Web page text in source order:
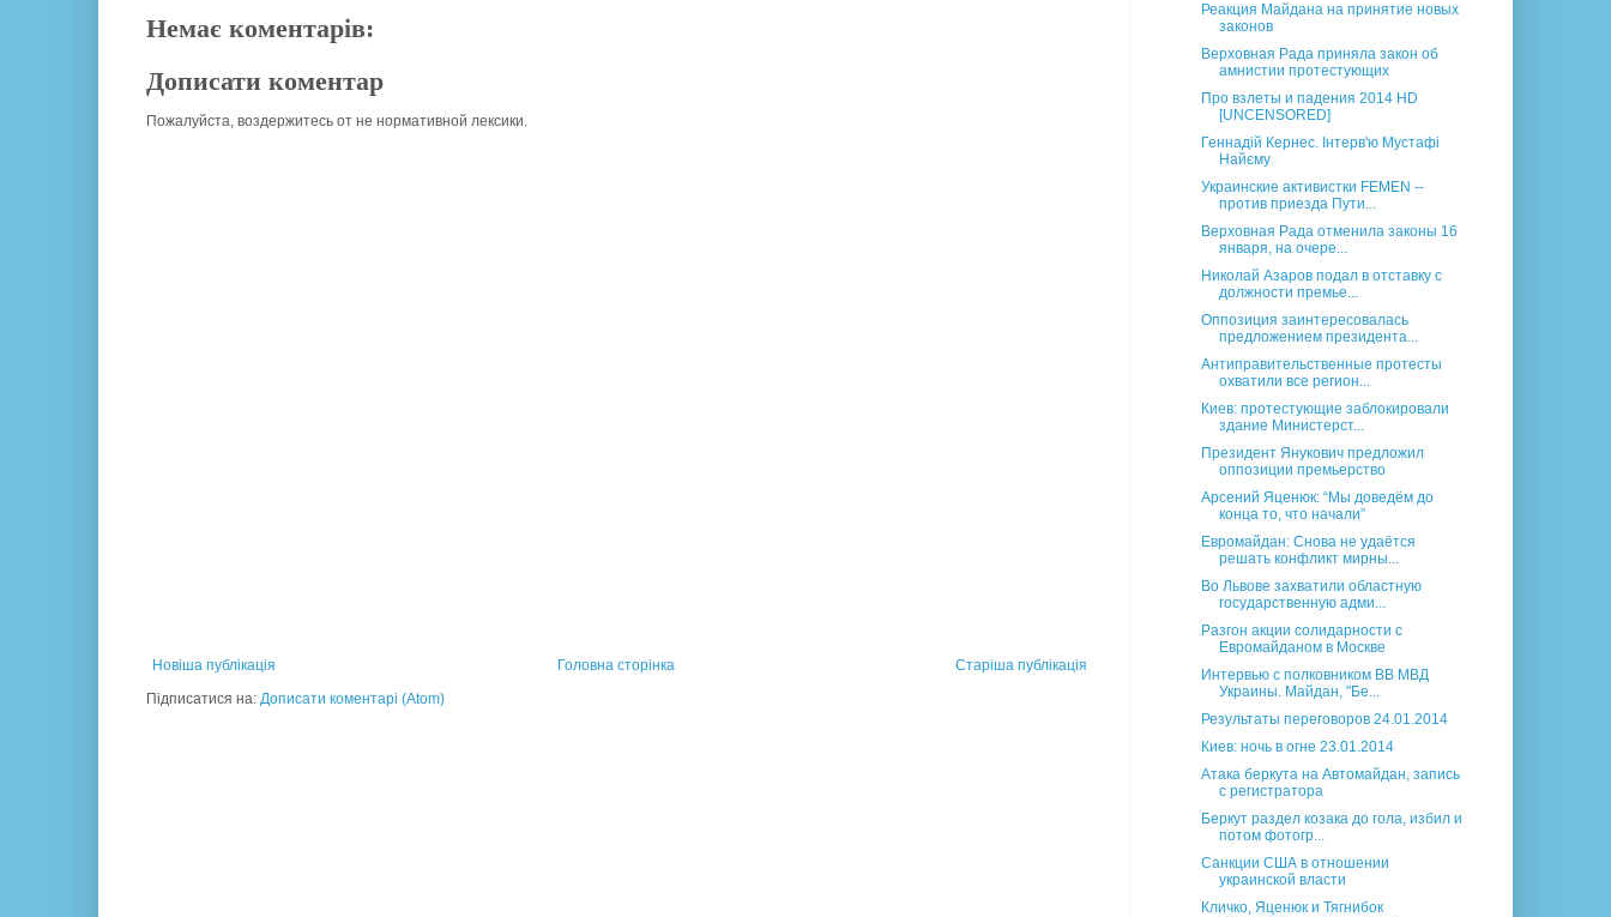
Немає коментарів:
Дописати коментар
Пожалуйста, воздержитесь от не нормативной лексики.
Новіша публікація Старіша публікація
Головна сторінка
Підписатися на: Дописати коментарі (Atom)
Реакция Майдана на принятие новых
законов
Верховная Рада приняла закон об
амнистии протестующих
Про взлеты и падения 2014 HD
[UNCENSORED]
Геннадій Кернес. Інтерв'ю Мустафі
Найєму
Украинские активистки FEMEN --
против приезда Пути...
Верховная Рада отменила законы 16
января, на очере...
Николай Азаров подал в отставку с
должности премье...
Оппозиция заинтересовалась
предложением президента...
Антиправительственные протесты
охватили все регион...
Киев: протестующие заблокировали
здание Министерст...
Президент Янукович предложил
оппозиции премьерство
Арсений Яценюк: “Мы доведём до
конца то, что начали”
Евромайдан: Снова не удаётся
решать конфликт мирны...
Во Львове захватили областную
государственную адми...
Разгон акции солидарности с
Евромайданом в Москве
Интервью с полковником ВВ МВД
Украины. Майдан, "Бе...
Результаты переговоров 24.01.2014
Киев: ночь в огне 23.01.2014
Атака беркута на Автомайдан, запись
с регистратора
Беркут раздел козака до гола, избил и
потом фотогр...
Санкции США в отношении
украинской власти
Кличко, Яценюк и Тягнибок